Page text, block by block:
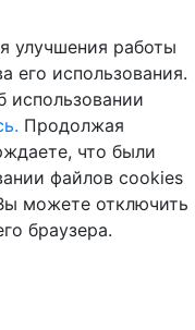
улучшения работы
его использования.
Продолжая
что были
файлов cookies
можете отключить
браузера.